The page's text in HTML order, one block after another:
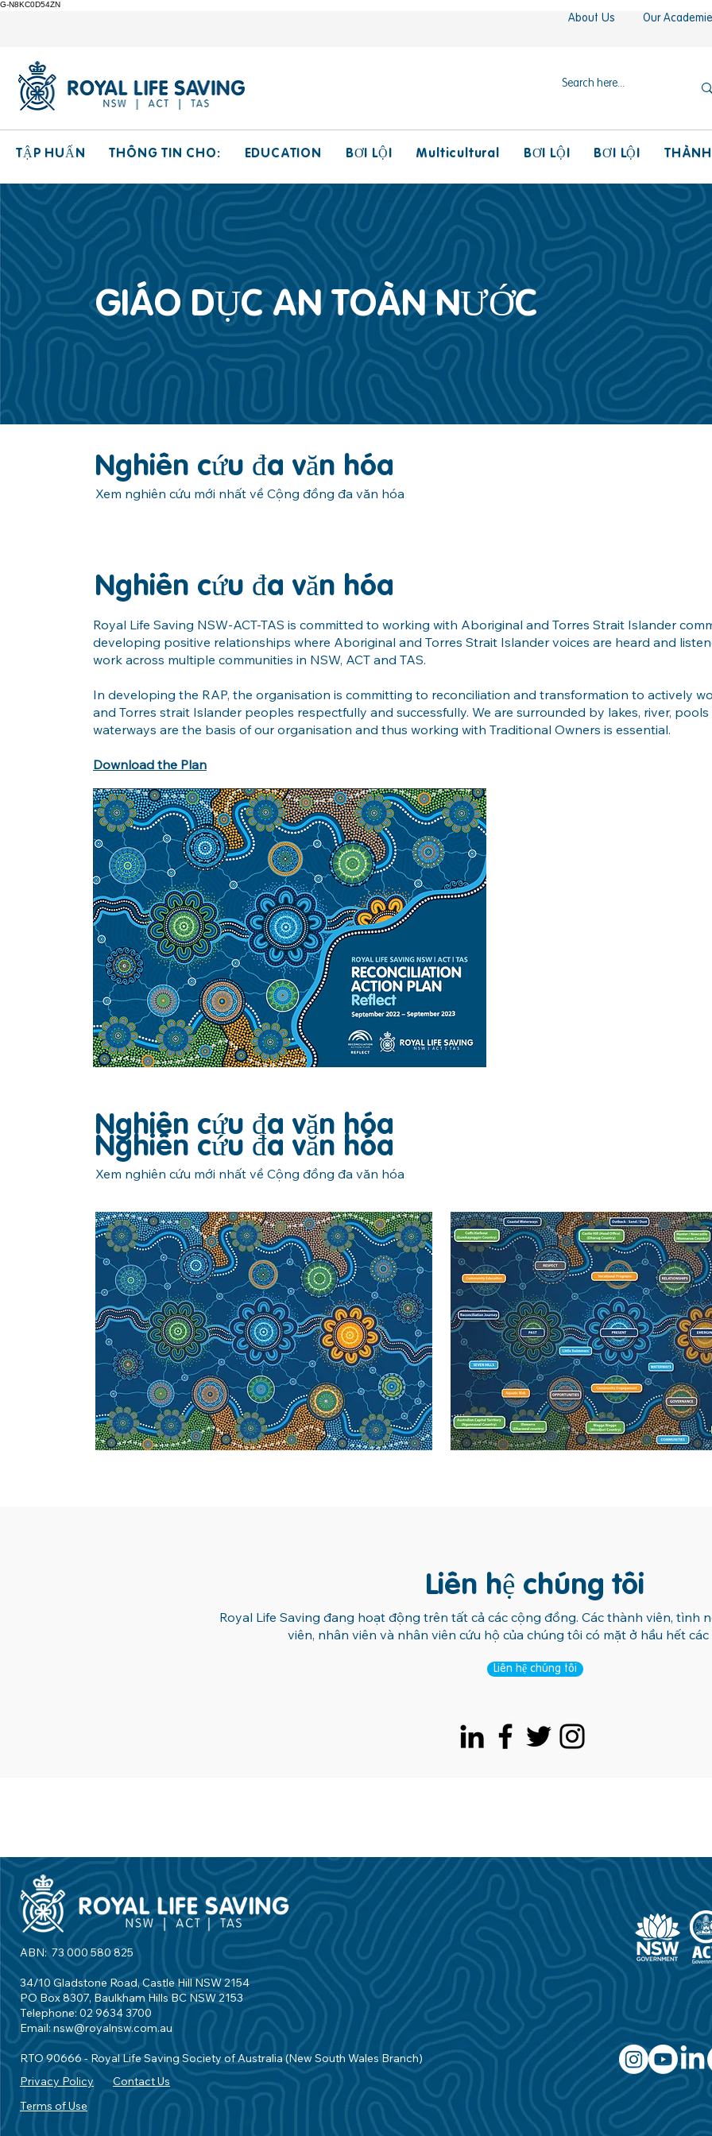
G-N8KC0D54ZN
About Us Our
TẬP HUẤN THÔNG TIN CHO: EDUCATION BƠI LỘI Multicultural BƠI LỘI BƠI LỘI
GIÁO DỤC AN TOÀN NƯỚC
Nghiên cứu đa văn hóa
Xem nghiên cứu mới nhất về Cộng đồng đa văn hóa
Nghiên cứu đa văn hóa
Royal Life Saving NSW-ACT-TAS is committed to working with Aboriginal and Torres Strait Islander
developing positive relationships where Aboriginal and Torres Strait Islander voices are heard and
work across multiple communities in NSW, ACT and TAS.
In developing the RAP, the organisation is committing to reconciliation and transformation to actively
and Torres strait Islander peoples respectfully and successfully. We are surrounded by lakes, river,
waterways are the basis of our organisation and thus working with Traditional Owners is essential.
Download the Plan
Nghiên cứu đa văn hóa
Nghiên cứu đa văn hóa
Xem nghiên cứu mới nhất về Cộng đồng đa văn hóa
Liên hệ chúng tôi
Royal Life Saving đang hoạt động trên tất cả các cộng đồng. Các thành viên, tình
viên, nhân viên và nhân viên cứu hộ của chúng tôi có mặt ở hầu hết
Liên hệ chúng tôi
ABN: 73 000 580 825
34/10 Gladstone Road, Castle Hill NSW 2154
PO Box 8307, Baulkham Hills BC NSW 2153
Telephone: 02 9634 3700
Email: nsw@royalnsw.com.au
RTO 90666 - Royal Life Saving Society of Australia (New South Wales Branch)
Privacy Policy
Contact Us
Terms of Use